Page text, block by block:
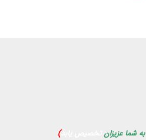
به شما عزیزان تخصیص یابد)